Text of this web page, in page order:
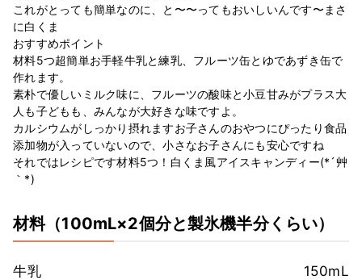
これがとっても簡単なのに、と〜〜ってもおいしいんです〜まさ
に白くま
おすすめポイント
材料5つ超簡単お手軽牛乳と練乳、フルーツ缶とゆであずき缶で
作れます。
素朴で優しいミルク味に、フルーツの酸味と小豆甘みがプラス大
人も子どもも、みんなが大好きな味ですよ。
カルシウムがしっかり摂れますお子さんのおやつにぴったり食品
添加物が入っていないので、小さなお子さんにも安心ですね
それではレシピです材料5つ！白くま風アイスキャンディー(*´艸
｀*)
材料（100mL×2個分と製氷機半分くらい）
牛乳
150mL